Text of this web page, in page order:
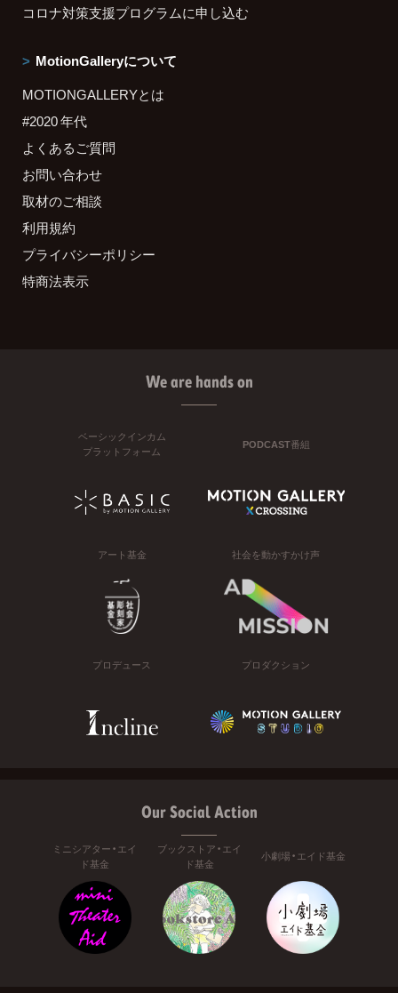
コロナ対策支援プログラムに申し込む
MotionGalleryについて
MOTIONGALLERYとは
#2020 年代
よくあるご質問
お問い合わせ
取材のご相談
利用規約
プライバシーポリシー
特商法表示
We are hands on
ベーシックインカム
プラットフォーム
PODCAST番組
アート基金 社会を動かすかけ声
プロデュース プロダクション
Our Social Action
ミニシアター・エイ
ド基金
ブックストア・エイ
ド基金
小劇場・エイド基金